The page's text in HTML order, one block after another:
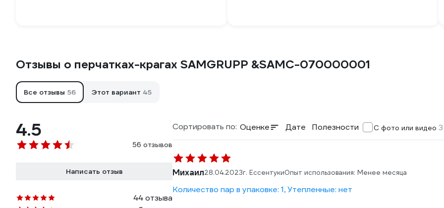
Отзывы о перчатках-крагах SAMGRUPP &SAMC-070000001
Все отзывы 56 Этот вариант 45
4.5
56 отзывов
Написать отзыв
44 отзыва
Сортировать по: Оценке Дате Полезности С фото или видео 3
Михаил28.04.2023г. ЕссентукиОпыт использования: Менее месяца
Количество пар в упаковке: 1, Утепленные: нет